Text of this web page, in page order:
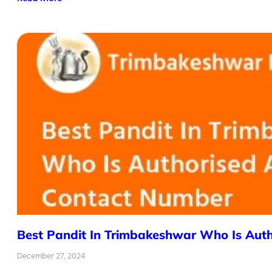
Best Pandit In Trimbakeshwar Who Is
December 27, 2024